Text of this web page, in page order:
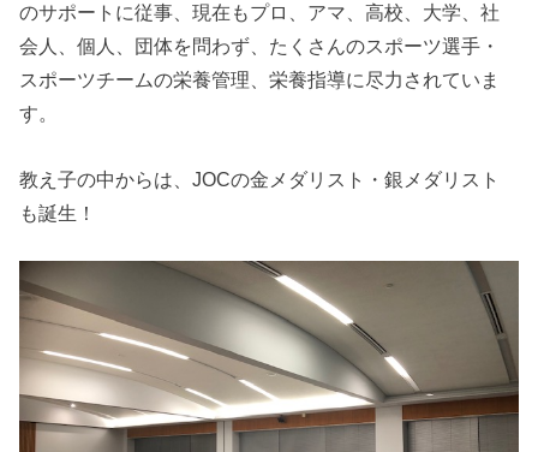
のサポートに従事、現在もプロ、アマ、高校、大学、社
会人、個人、団体を問わず、たくさんのスポーツ選手・
スポーツチームの栄養管理、栄養指導に尽力されていま
す。
教え子の中からは、JOCの金メダリスト・銀メダリスト
も誕生！